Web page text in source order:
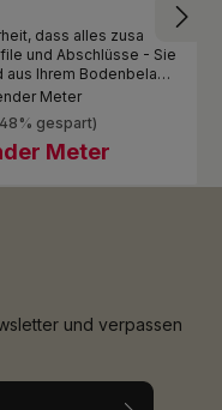
dass alles zusa
und Abschlüsse - Sie
aus Ihrem Bodenbelag
die zu Ihnen passt und
Entdecken Sie unser
Meter
gespart)
Meter
und verpassen